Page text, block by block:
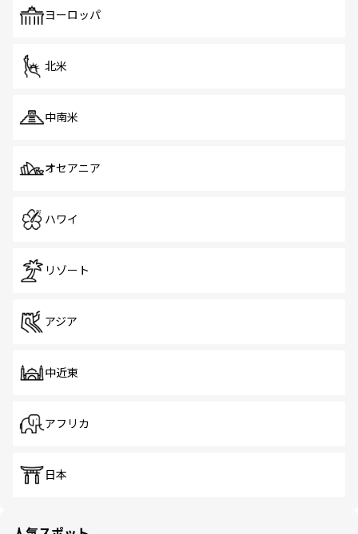
ヨーロッパ
北米
中南米
オセアニア
ハワイ
リゾート
アジア
中近東
アフリカ
日本